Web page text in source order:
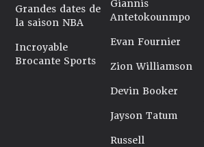
Grandes dates de
la saison NBA
Incroyable
Brocante Sports
Giannis
Antetokounmpo
Evan Fournier
Zion Williamson
Devin Booker
Jayson Tatum
Russell